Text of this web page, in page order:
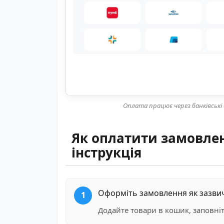
Оплата працює через
Як оплатити
інструкція
Оформіть замовлення як
Додайте товари в кошик,